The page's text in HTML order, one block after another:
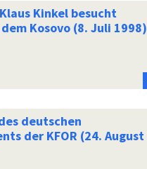
Kinkel besucht
Kosovo (8. Juli 1998)
deutschen
der KFOR (24. August